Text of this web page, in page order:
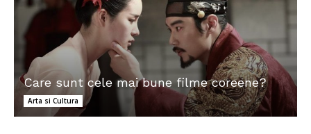
Care sunt cele mai bune filme coreene?
Arta si Cultura